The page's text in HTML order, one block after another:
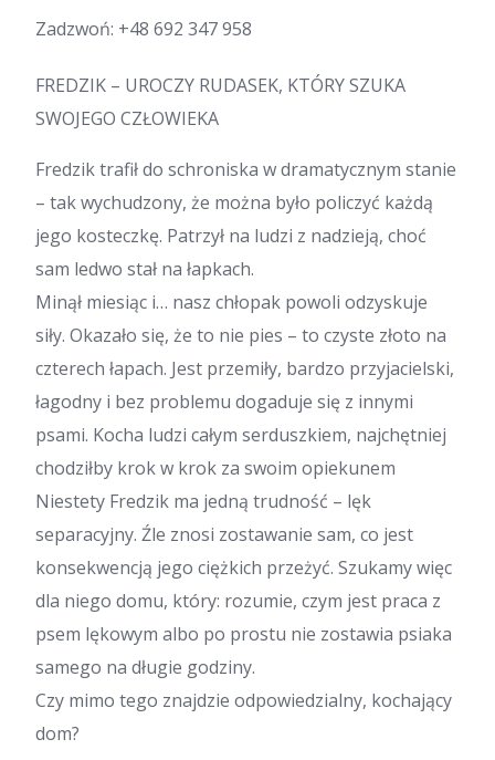
Zadzwoń: +48 692 347 958
FREDZIK – UROCZY RUDASEK, KTÓRY SZUKA
SWOJEGO CZŁOWIEKA
Fredzik trafił do schroniska w dramatycznym stanie
– tak wychudzony, że można było policzyć każdą
jego kosteczkę. Patrzył na ludzi z nadzieją, choć
sam ledwo stał na łapkach.
Minął miesiąc i… nasz chłopak powoli odzyskuje
siły. Okazało się, że to nie pies – to czyste złoto na
czterech łapach. Jest przemiły, bardzo przyjacielski,
łagodny i bez problemu dogaduje się z innymi
psami. Kocha ludzi całym serduszkiem, najchętniej
chodziłby krok w krok za swoim opiekunem
Niestety Fredzik ma jedną trudność – lęk
separacyjny. Źle znosi zostawanie sam, co jest
konsekwencją jego ciężkich przeżyć. Szukamy więc
dla niego domu, który: rozumie, czym jest praca z
psem lękowym albo po prostu nie zostawia psiaka
samego na długie godziny.
Czy mimo tego znajdzie odpowiedzialny, kochający
dom?